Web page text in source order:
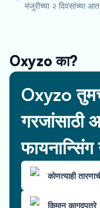
मंजुरीच्या २ दिवसांच्या
Oxyzo का?
Oxyzo
गरजांसाठी
कोणत्याही
किमान कागदपत्रे